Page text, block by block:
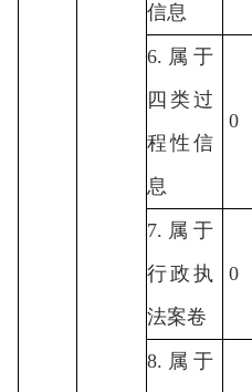
信息
6.属于
四类过
程性信
息
0
7.属于
行政执
法案卷
0
8.属于